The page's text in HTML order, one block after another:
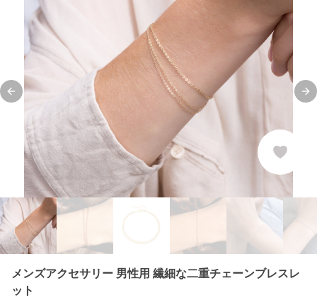
Previous slide
メンズアクセサリー 男性用 繊細な二重チェーンブレスレ
ット